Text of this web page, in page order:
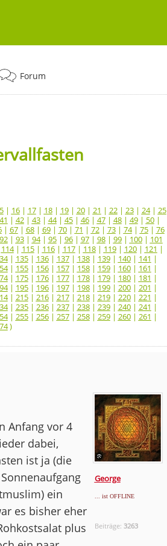
Forum
| 16| 17| 18| 19| 20| 21 | 22| 23| 24| 25
41 | 42| 43| 44| 45| 46| 47| 48| 49| 50|
| 67| 68| 69| 70| 71 | 72| 73| 74| 75| 76
92| 93| 94| 95| 96| 97| 98| 99| 100| 101
114| 115| 116| 117| 118| 119| 120| 121 |
| 135| 136| 137| 138| 139| 140| 141 |
| 155| 156| 157| 158| 159| 160| 161 |
| 175| 176| 177| 178| 179| 180| 181 |
| 195| 196| 197| 198| 199| 200| 201 |
| 215| 216| 217| 218| 219| 220| 221 |
| 235| 236| 237| 238| 239| 240| 241 |
| 255| 256| 257| 258| 259| 260| 261 |
)
George
... ist OFFLINE
Beiträge: 3263
Anfang vor 4
dabei,
ist ja (die
ein
es bisher eher
plus